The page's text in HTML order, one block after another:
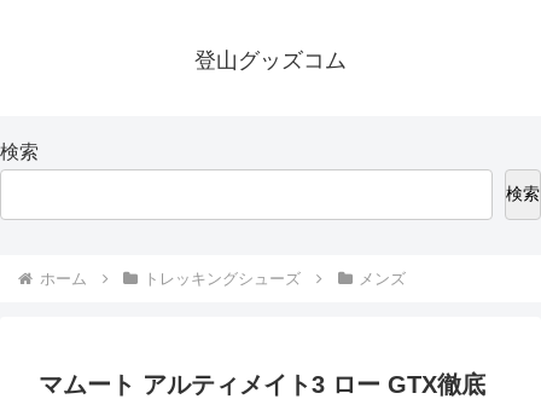
登山グッズコム
検索
検索
ホーム トレッキングシューズ メンズ
マムート アルティメイト3 ロー GTX徹底